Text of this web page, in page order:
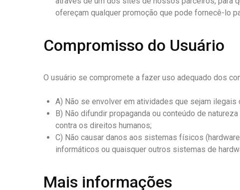
ofereçam qualquer promoção que pode fornecê-lo
Compromisso do Usuário
O usuário se compromete a fazer uso adequado dos
A) Não se envolver em atividades que sejam ilegais
B) Não difundir propaganda ou conteúdo de
contra os direitos humanos;
C) Não causar danos aos sistemas físicos
informáticos ou quaisquer outros sistemas de
Mais informações